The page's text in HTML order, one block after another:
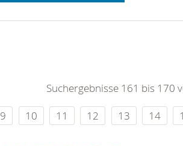
Uhr
Suchergebnisse 161 bis 170
9 10 11 12 13 14